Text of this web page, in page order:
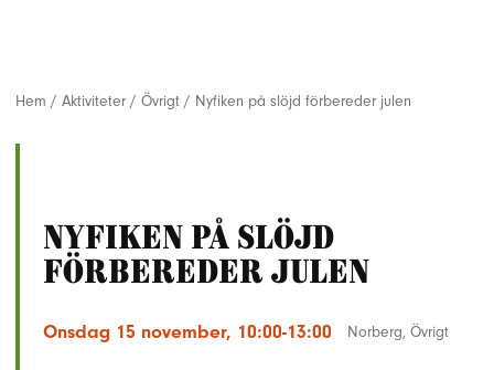
Hem / Aktiviteter / Övrigt / Nyfiken på slöjd förbereder julen
Nyfiken på slöjd
förbereder julen
Onsdag 15 november, 10:00-13:00 Norberg, Övrigt